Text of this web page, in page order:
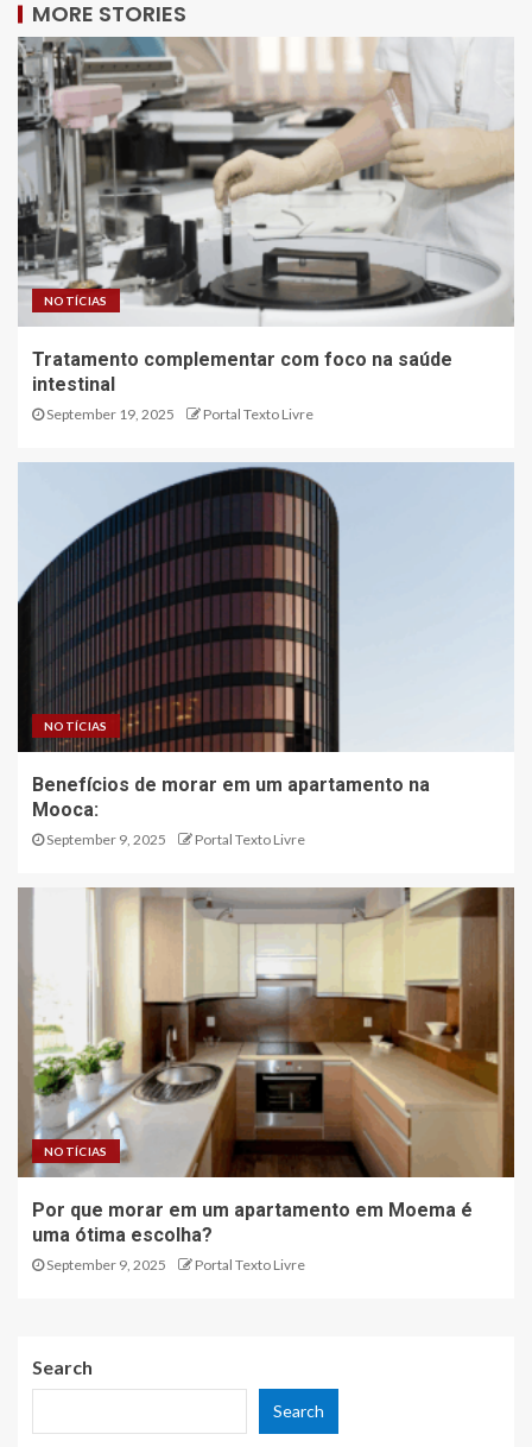
MORE STORIES
NOTÍCIAS
Tratamento complementar com foco na saúde
intestinal
September 19, 2025 Portal Texto Livre
NOTÍCIAS
Benefícios de morar em um apartamento na
Mooca:
September 9, 2025 Portal Texto Livre
NOTÍCIAS
Por que morar em um apartamento em Moema é
uma ótima escolha?
September 9, 2025 Portal Texto Livre
Search
Search